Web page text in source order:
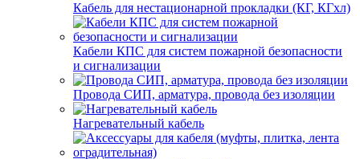
Кабель для нестационарной прокладки (КГ, КГхл)
Кабели КПС для систем пожарной безопасности
и сигнализации
Провода СИП, арматура, провода без изоляции
Нагревательный кабель